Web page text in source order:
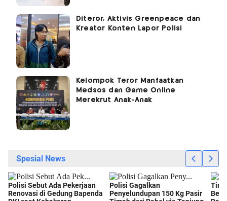
Diteror, Aktivis Greenpeace dan
Kreator Konten Lapor Polisi
Kelompok Teror Manfaatkan
Medsos dan Game Online
Merekrut Anak-Anak